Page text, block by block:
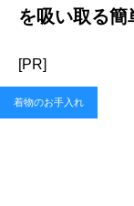
を吸い取る
[PR]
着物のお手入れ